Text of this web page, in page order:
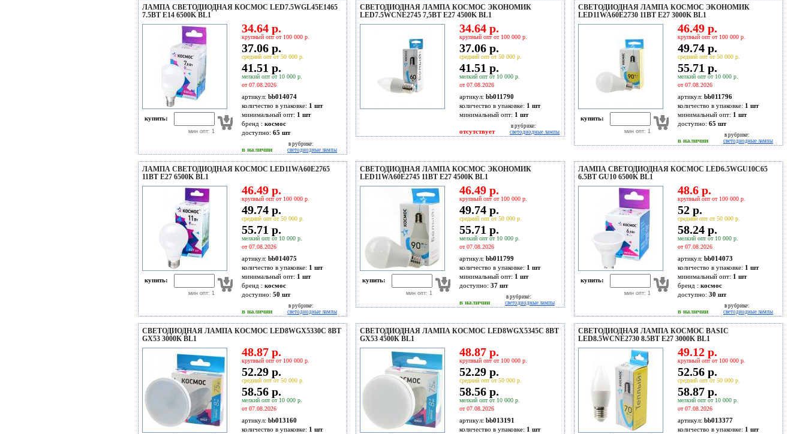
ЛАМПА СВЕТОДИОДНАЯ КОСМОС LED7.5WGL45E1465
7.5ВТ E14 6500K BL1
купить:
мин опт: 1
34.64 р.
крупный опт от 100 000 р.
37.06 р.
средний опт от 50 000 р.
41.51 р.
мелкий опт от 10 000 р.
от 07.08.2026
артикул: bb014074
количество в упаковке: 1 шт
минимальный опт: 1 шт
бренд : космос
доступно: 65 шт
в наличии
в рубрике:
светодиодные лампы
СВЕТОДИОДНАЯ ЛАМПА КОСМОС ЭКОНОМИК
LED7.5WCNE2745 7,5ВТ E27 4500K BL1
34.64 р.
крупный опт от 100 000 р.
37.06 р.
средний опт от 50 000 р.
41.51 р.
мелкий опт от 10 000 р.
от 07.08.2026
артикул: bb011790
количество в упаковке: 1 шт
минимальный опт: 1 шт
отсутствует
в рубрике:
светодиодные лампы
СВЕТОДИОДНАЯ ЛАМПА КОСМОС ЭКОНОМИК
LED11WA60E2730 11ВТ Е27 3000K BL1
купить:
мин опт: 1
46.49 р.
крупный опт от 100 000 р.
49.74 р.
средний опт от 50 000 р.
55.71 р.
мелкий опт от 10 000 р.
от 07.08.2026
артикул: bb011796
количество в упаковке: 1 шт
минимальный опт: 1 шт
доступно: 65 шт
в наличии
в рубрике:
светодиодные лампы
ЛАМПА СВЕТОДИОДНАЯ КОСМОС LED11WA60E2765
11ВТ Е27 6500K BL1
купить:
мин опт: 1
46.49 р.
крупный опт от 100 000 р.
49.74 р.
средний опт от 50 000 р.
55.71 р.
мелкий опт от 10 000 р.
от 07.08.2026
артикул: bb014075
количество в упаковке: 1 шт
минимальный опт: 1 шт
бренд : космос
доступно: 50 шт
в наличии
в рубрике:
светодиодные лампы
СВЕТОДИОДНАЯ ЛАМПА КОСМОС ЭКОНОМИК
LED11WA60E2745 11ВТ Е27 4500K BL1
купить:
мин опт: 1
46.49 р.
крупный опт от 100 000 р.
49.74 р.
средний опт от 50 000 р.
55.71 р.
мелкий опт от 10 000 р.
от 07.08.2026
артикул: bb011799
количество в упаковке: 1 шт
минимальный опт: 1 шт
доступно: 37 шт
в наличии
в рубрике:
светодиодные лампы
ЛАМПА СВЕТОДИОДНАЯ КОСМОС LED6.5WGU10C65
6.5ВТ GU10 6500K BL1
купить:
мин опт: 1
48.6 р.
крупный опт от 100 000 р.
52 р.
средний опт от 50 000 р.
58.24 р.
мелкий опт от 10 000 р.
от 07.08.2026
артикул: bb014073
количество в упаковке: 1 шт
минимальный опт: 1 шт
бренд : космос
доступно: 30 шт
в наличии
в рубрике:
светодиодные лампы
СВЕТОДИОДНАЯ ЛАМПА КОСМОС LED8WGX5330C 8ВТ
GX53 3000K BL1
48.87 р.
крупный опт от 100 000 р.
52.29 р.
средний опт от 50 000 р.
58.56 р.
мелкий опт от 10 000 р.
от 07.08.2026
артикул: bb013160
количество в упаковке: 1 шт
СВЕТОДИОДНАЯ ЛАМПА КОСМОС LED8WGX5345C 8ВТ
GX53 4500К BL1
48.87 р.
крупный опт от 100 000 р.
52.29 р.
средний опт от 50 000 р.
58.56 р.
мелкий опт от 10 000 р.
от 07.08.2026
артикул: bb013191
количество в упаковке: 1 шт
СВЕТОДИОДНАЯ ЛАМПА КОСМОС BASIC
LED8.5WCNE2730 8.5ВТ E27 3000K BL1
49.12 р.
крупный опт от 100 000 р.
52.56 р.
средний опт от 50 000 р.
58.87 р.
мелкий опт от 10 000 р.
от 07.08.2026
артикул: bb013377
количество в упаковке: 1 шт